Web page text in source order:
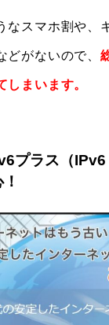
なスマホ割や、
どがないので、
しまいます。
プラス（